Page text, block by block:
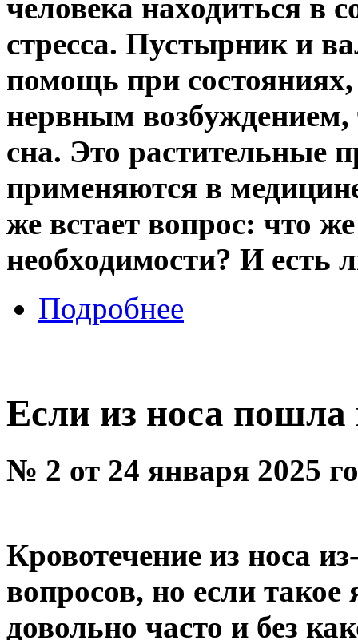
человека находиться в
стресса. Пустырник и
помощь при
нервным
сна. Это растительные
применяются в
же встает вопрос: что
необходимости? И есть
Подробнее
Если из носа пошла
№ 2 от 24 января 2025
Кровотечение из носа
вопросов, но если
довольно часто и без